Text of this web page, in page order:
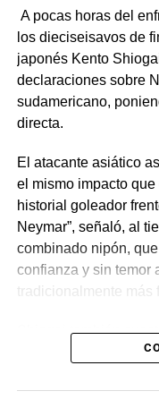
A pocas horas del
los dieciseisavos de
japonés Kento
declaraciones sobre
sudamericano,
directa.
El atacante asiático
el mismo impacto
historial goleador
Neymar”, señaló, al
combinado nipón,
confianza y sin temor
tradicionalmente más
Shiogai también
favorito al título, al
futbolístico. No